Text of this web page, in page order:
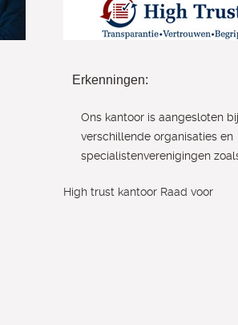
Erkenningen:
Ons kantoor is aangesloten bij
verschillende organisaties en
specialistenverenigingen
High trust kantoor Raad voor